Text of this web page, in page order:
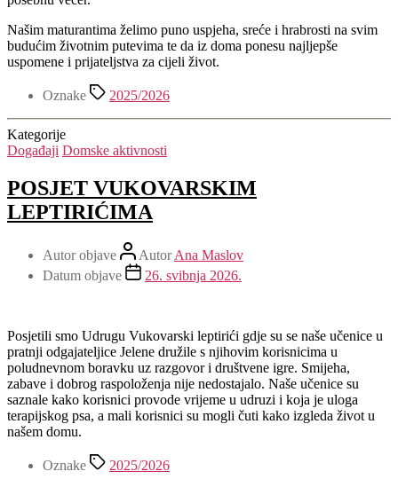
Našim maturantima želimo puno uspjeha, sreće i hrabrosti na svim
budućim životnim putevima te da iz doma ponesu najljepše
uspomene i prijateljstva za cijeli život.
Oznake 2025/2026
Kategorije
Događaji Domske aktivnosti
POSJET VUKOVARSKIM
LEPTIRIĆIMA
Autor objave AutorAna Maslov
Datum objave
26. svibnja 2026.
Posjetili smo Udrugu Vukovarski leptirići gdje su se naše učenice u
pratnji odgajateljice Jelene družile s njihovim korisnicima u
poludnevnom boravku uz razgovor i društvene igre. Smijeha,
zabave i dobrog raspoloženja nije nedostajalo. Naše učenice su
saznale kako korisnici provode vrijeme u udruzi i koja je uloga
terapijskog psa, a mali korisnici su mogli čuti kako izgleda život u
našem domu.
Oznake 2025/2026